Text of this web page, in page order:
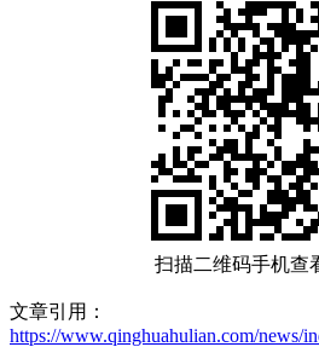
扫描二维码手机查
文章引用：
https://www.qinghuahulian.com/news/